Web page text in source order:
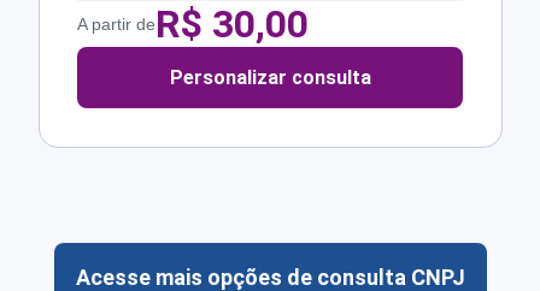
A partir deR$ 30,00
Personalizar consulta
Acesse mais opções de consulta CNPJ